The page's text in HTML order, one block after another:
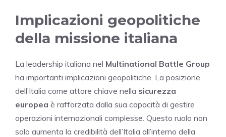
Implicazioni geopolitiche
della missione italiana
La leadership italiana nel Multinational Battle Group
ha importanti implicazioni geopolitiche. La posizione
dell’Italia come attore chiave nella sicurezza
europea è rafforzata dalla sua capacità di gestire
operazioni internazionali complesse. Questo ruolo non
solo aumenta la credibilità dell’Italia all’interno della